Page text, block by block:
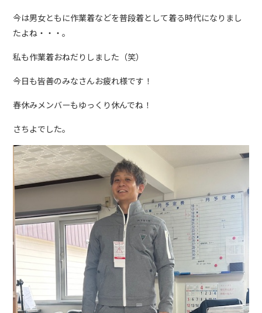
今は男女ともに作業着などを普段着として着る時代になりまし
たよね・・・。
私も作業着おねだりしました（笑）
今日も皆善のみなさんお疲れ様です！
春休みメンバーもゆっくり休んでね！
さちよでした。